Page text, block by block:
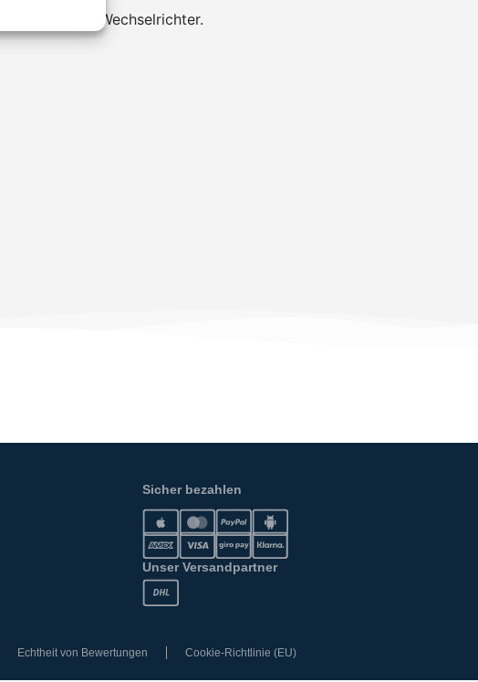
und zu dem Wechselrichter.
Sicher bezahlen
Unser Versandpartner
Echtheit von Bewertungen Cookie-Richtlinie (EU)